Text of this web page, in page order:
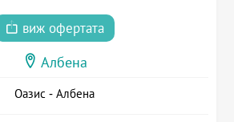
виж офертата
Албена
Оазис - Албена